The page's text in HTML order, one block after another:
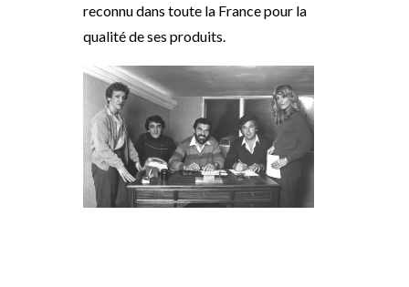
reconnu dans toute la France pour la
qualité de ses produits.